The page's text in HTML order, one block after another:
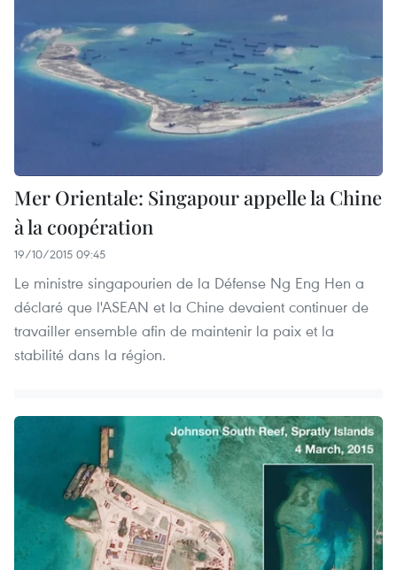
Mer Orientale: Singapour appelle la Chine
à la coopération
19/10/2015 09:45
Le ministre singapourien de la Défense Ng Eng Hen a
déclaré que l'ASEAN et la Chine devaient continuer de
travailler ensemble afin de maintenir la paix et la
stabilité dans la région.